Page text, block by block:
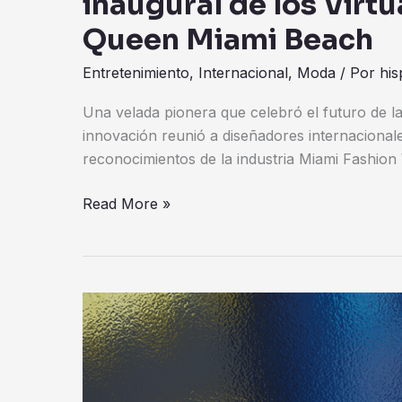
Queen Miami Beach
Entretenimiento, Internacional, Moda / Por
Una velada pionera que celebró el futuro de
innovación reunió a diseñadores
reconocimientos de la industria Miami
Read More »
Latino
Talent
Agency
firma